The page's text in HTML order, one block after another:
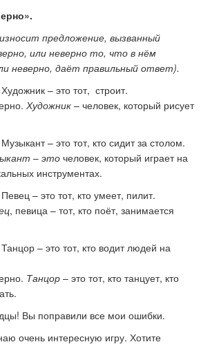
предложение, вызванный
или не­верно то, что в нём
неверно, даёт правильный ответ).
Художник – это тот, строит.
Художник – человек, который рисует
Музыкант– это тот, кто си­дит за столом.
– это человек, который играет на
инструментах.
Певец – это тот, кто умеет, пилит.
, певица – тот, кто поёт, занимается
Танцор – это тот, кто водит людей на
Танцор – это тот, кто танцует, кто
Вы поправили все мои ошибки.
очень интересную игру. Хотите